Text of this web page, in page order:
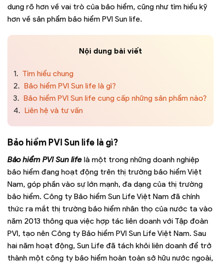
dung rõ hơn về vai trò của bảo hiểm, cũng như tìm hiểu kỹ
hơn về sản phẩm bảo hiểm PVI Sun life.
Nội dung bài viết
1. Tìm hiểu chung
2. Bảo hiểm PVI Sun life là gì?
3. Bảo hiểm PVI Sun life cung cấp những sản phẩm nào?
4. Liên hệ và tư vấn
Bảo hiểm PVI Sun life là gì?
Bảo hiểm PVI Sun life là một trong những doanh nghiệp
bảo hiểm đang hoạt động trên thị trường bảo hiểm Việt
Nam, góp phần vào sự lớn mạnh, đa dạng của thị trường
bảo hiểm. Công ty Bảo hiểm Sun Life Việt Nam đã chính
thức ra mắt thị trường bảo hiểm nhân thọ của nước ta vào
năm 2013 thông qua việc hợp tác liên doanh với Tập đoàn
PVI, tạo nên Công ty Bảo hiểm PVI Sun Life Việt Nam. Sau
hai năm hoạt động, Sun Life đã tách khỏi liên doanh để trở
thành một công ty bảo hiểm hoàn toàn sở hữu nước ngoài,